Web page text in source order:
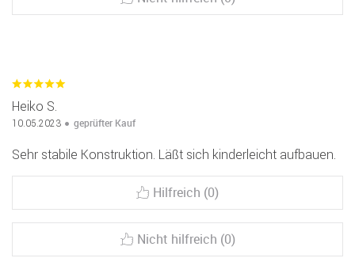
Heiko S.
10.05.2023 geprüfter Kauf
Sehr stabile Konstruktion. Läßt sich kinderleicht aufbauen.
Hilfreich (0)
Nicht hilfreich (0)